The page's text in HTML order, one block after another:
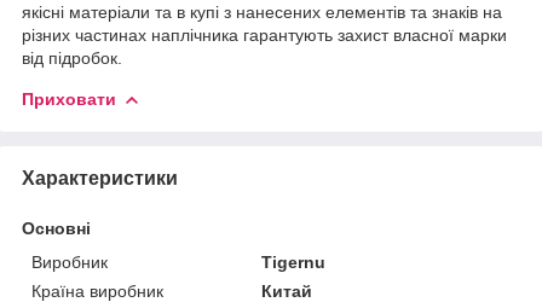
якісні матеріали та в купі з нанесених елементів та знаків на
різних частинах наплічника гарантують захист власної марки
від підробок.
Приховати
Характеристики
Основні
Виробник
Tigernu
Країна виробник
Китай